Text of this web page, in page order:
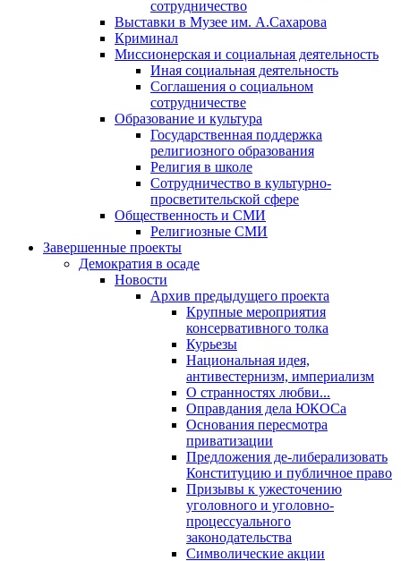
сотрудничество
Выставки в Музее им. А.Сахарова
Криминал
Миссионерская и социальная деятельность
Иная социальная деятельность
Соглашения о социальном
сотрудничестве
Образование и культура
Государственная поддержка
религиозного образования
Религия в школе
Сотрудничество в культурно-
просветительской сфере
Общественность и СМИ
Религиозные СМИ
Завершенные проекты
Демократия в осаде
Новости
Архив предыдущего проекта
Крупные мероприятия
консервативного толка
Курьезы
Национальная идея,
антивестернизм, империализм
О странностях любви...
Оправдания дела ЮКОСа
Основания пересмотра
приватизации
Предложения де-либерализовать
Конституцию и публичное право
Призывы к ужесточению
уголовного и уголовно-
процессуального
законодательства
Символические акции